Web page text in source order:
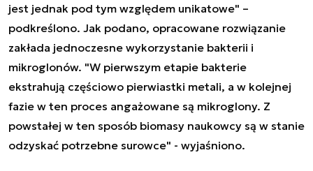
jest jednak pod tym względem unikatowe" –
podkreślono. Jak podano, opracowane rozwiązanie
zakłada jednoczesne wykorzystanie bakterii i
mikroglonów. "W pierwszym etapie bakterie
ekstrahują częściowo pierwiastki metali, a w kolejnej
fazie w ten proces angażowane są mikroglony. Z
powstałej w ten sposób biomasy naukowcy są w stanie
odzyskać potrzebne surowce" - wyjaśniono.